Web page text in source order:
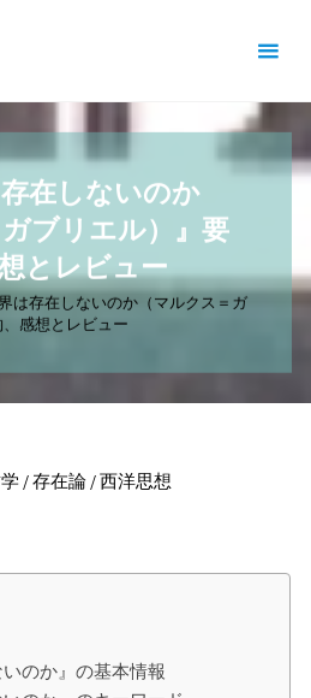
図
館
（哲
・
・
化
類
）
存在しないのか
ガブリエル）』要
とレビュー
界は存在しないのか（マルクス＝ガ
感想とレビュー
/存在論 /西洋思想
いのか』の基本情報